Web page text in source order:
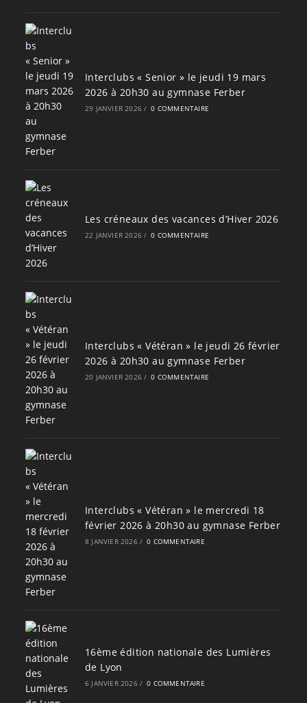
Interclubs « Senior » le jeudi 19 mars
2026 à 20h30 au gymnase Ferber
29 JANVIER 2026 / 0 COMMENTAIRE
Les créneaux des vacances d’Hiver 2026
22 JANVIER 2026 / 0 COMMENTAIRE
Interclubs « Vétéran » le jeudi 26 février
2026 à 20h30 au gymnase Ferber
20 JANVIER 2026 / 0 COMMENTAIRE
Interclubs « Vétéran » le mercredi 18
février 2026 à 20h30 au gymnase Ferber
8 JANVIER 2026 / 0 COMMENTAIRE
16ème édition nationale des Lumières
de Lyon
6 JANVIER 2026 / 0 COMMENTAIRE